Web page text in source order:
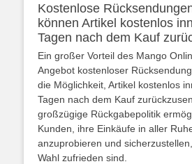
Kostenlose
können Artikel kostenlos
Tagen nach dem Kauf
Ein großer Vorteil des Mango
Angebot kostenloser
die Möglichkeit, Artikel kostenlos
Tagen nach dem Kauf
großzügige Rückgabepolitik
Kunden, ihre Einkäufe in aller
anzuprobieren und
Wahl zufrieden sind.